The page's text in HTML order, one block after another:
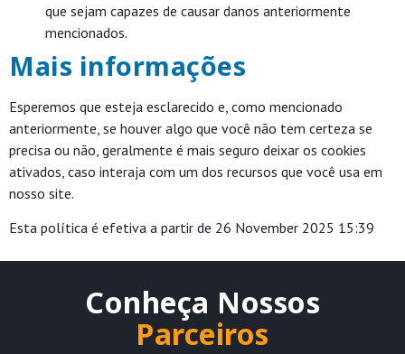
que sejam capazes de causar danos anteriormente
mencionados.
Mais informações
Esperemos que esteja esclarecido e, como mencionado
anteriormente, se houver algo que você não tem certeza se
precisa ou não, geralmente é mais seguro deixar os cookies
ativados, caso interaja com um dos recursos que você usa em
nosso site.
Esta política é efetiva a partir de 26 November 2025 15:39
Conheça Nossos
Parceiros